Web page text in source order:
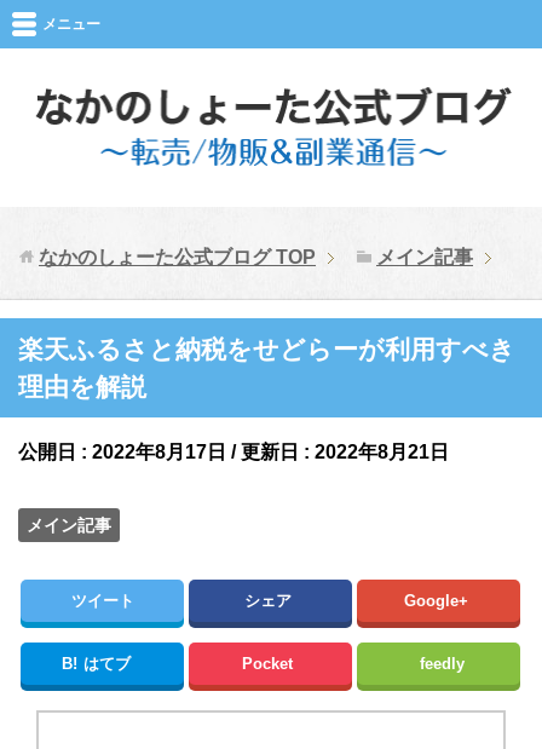
メニュー
なかのしょーた公式ブログTOP メイン記事
楽天ふるさと納税をせどらーが利用すべき
理由を解説
公開日 : 2022年8月17日 / 更新日 : 2022年8月21日
メイン記事
ツイート シェア Google+
B! はてブ Pocket feedly